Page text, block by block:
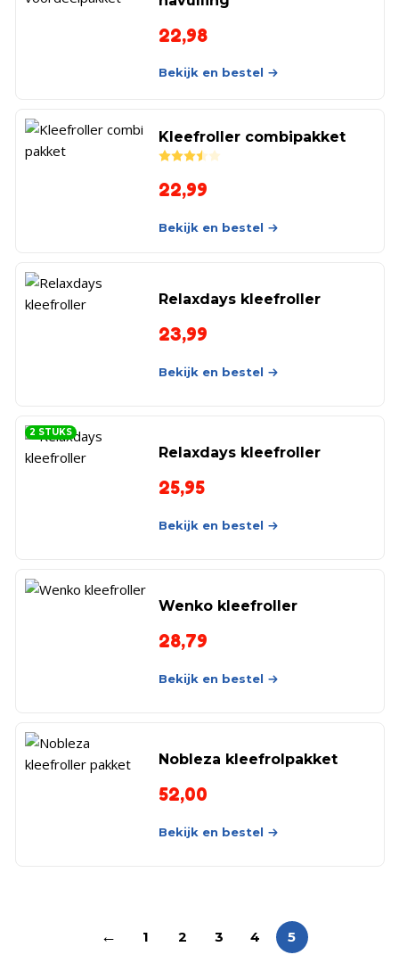
22,98
Bekijk en bestel
Kleefroller combipakket
Rated
22,99
Bekijk en bestel
Relaxdays kleefroller
23,99
Bekijk en bestel
2 STUKS
Relaxdays kleefroller
25,95
Bekijk en bestel
Wenko kleefroller
28,79
Bekijk en bestel
Nobleza kleefrolpakket
52,00
Bekijk en bestel
← 1 2 3 4 5